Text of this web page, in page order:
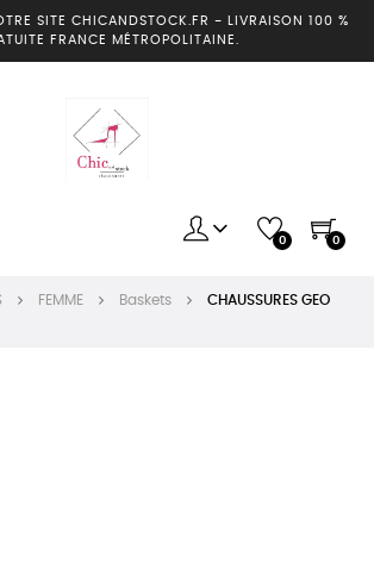
SITE CHICANDSTOCK.FR -
LIVRAISON 100 %
FRANCE MÉTROPOLITAINE.
0 0
FEMME Baskets
CHAUSSURES GEO